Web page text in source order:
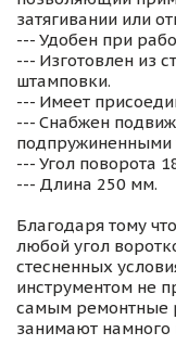
затягивании или
--- Удобен при
--- Изготовлен из
штамповки.
--- Имеет
--- Снабжен
--- Угол поворота
--- Длина 250 мм.
Благодаря тому
любой угол
стесненных
инструментом не
самым ремонтные
занимают